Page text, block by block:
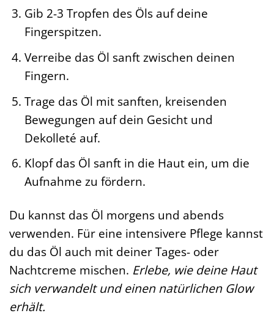
Gib 2-3 Tropfen des Öls auf deine
Fingerspitzen.
Verreibe das Öl sanft zwischen deinen
Fingern.
Trage das Öl mit sanften, kreisenden
Bewegungen auf dein Gesicht und
Dekolleté auf.
Klopf das Öl sanft in die Haut ein, um die
Aufnahme zu fördern.
Du kannst das Öl morgens und abends
verwenden. Für eine intensivere Pflege kannst
du das Öl auch mit deiner Tages- oder
Nachtcreme mischen. Erlebe, wie deine Haut
sich verwandelt und einen natürlichen Glow
erhält.